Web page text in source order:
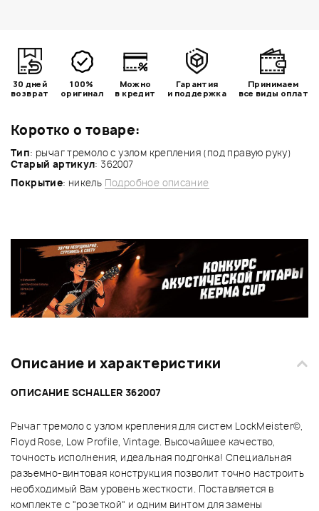
Коротко о товаре:
Тип: рычаг тремоло с узлом крепления (под правую руку)
Старый артикул: 362007
Покрытие: никель Подробное описание
30 дней
возврат
100%
оригинал
Можно
в кредит
Гарантия
и поддержка
Принимаем
все виды оплат
Описание и характеристики
ОПИСАНИЕ SCHALLER 362007
Рычаг тремоло с узлом крепления для систем LockMeister©,
Floyd Rose, Low Profile, Vintage. Высочайшее качество,
точность исполнения, идеальная подгонка! Специальная
разъемно-винтовая конструкция позволит точно настроить
необходимый Вам уровень жесткости. Поставляется в
комплекте с "розеткой" и одним винтом для замены